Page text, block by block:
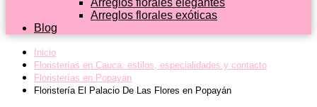
Arreglos florales elegantes
Arreglos florales exóticas
Blog
Inicio
Floristerías en Cauca: estilos, especialidades y contacto
Floristerías en Popayán
Floristería El Palacio De Las Flores en Popayán